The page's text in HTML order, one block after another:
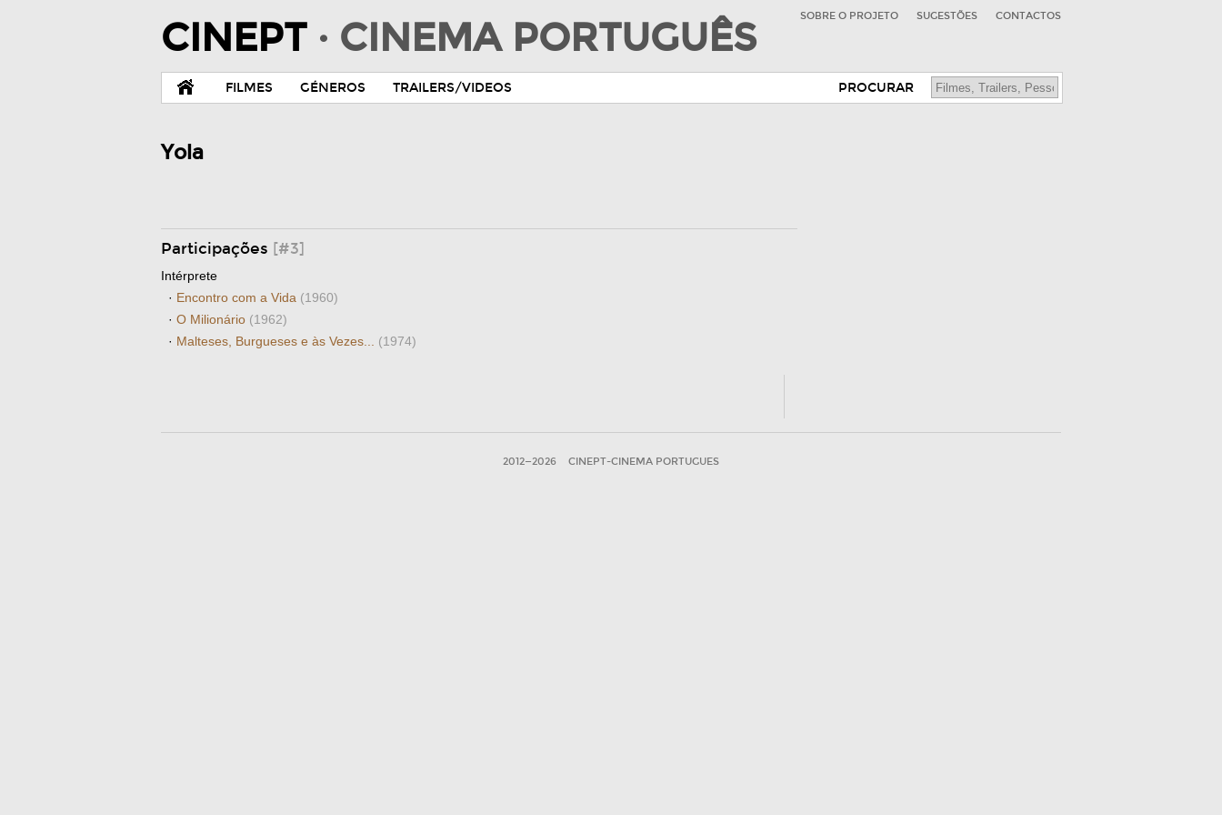
CINEPT · CINEMA PORTUGUÊS SOBRE O PROJETO SUGESTÕES CONTACTOS
FILMES GÉNEROS TRAILERS/VIDEOS PROCURAR
Yola
Participações [#3]
Intérprete
· Encontro com a Vida (1960)
· O Milionário (1962)
· Malteses, Burgueses e às Vezes... (1974)
2012—2026 CINEPT-CINEMA PORTUGUES